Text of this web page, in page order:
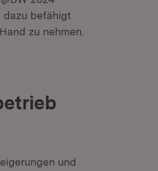
dazu befähigt
zu nehmen.
und